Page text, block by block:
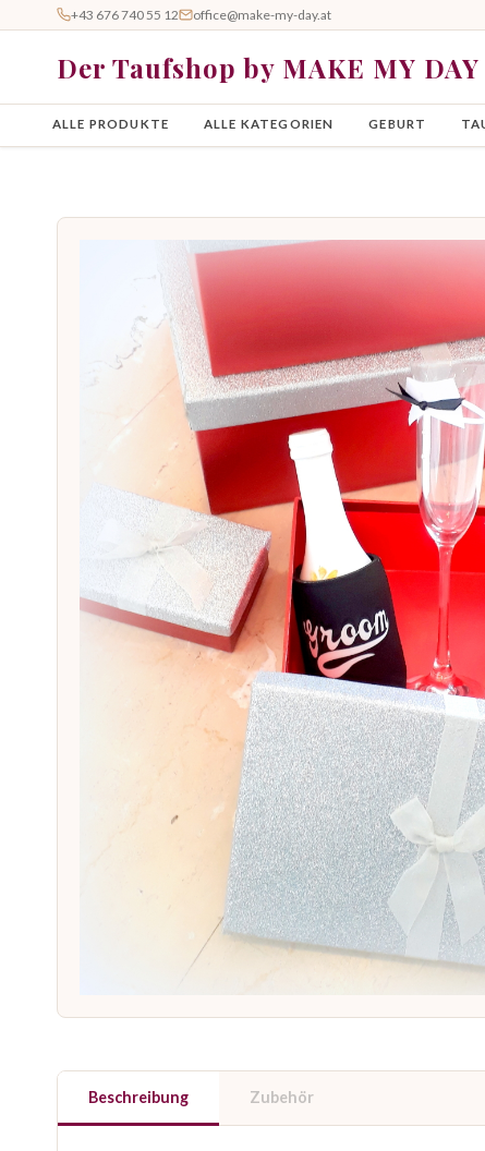
+43 676 740 55 12 office@make-my-day.at
Der Taufshop by MAKE MY DAY
ALLE PRODUKTE ALLE KATEGORIEN GEBURT
Beschreibung Zubehör